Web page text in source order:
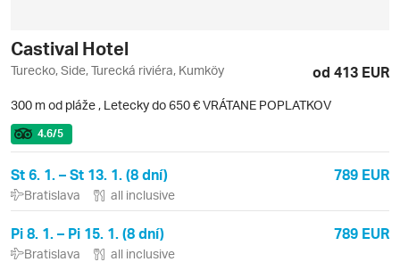
Castival Hotel
Turecko, Side, Turecká riviéra, Kumköy od 413 EUR
300 m od pláže , Letecky do 650 € VRÁTANE POPLATKOV
4.6/5
St 6. 1. – St 13. 1. (8 dní) 789 EUR
Bratislava all inclusive
Pi 8. 1. – Pi 15. 1. (8 dní) 789 EUR
Bratislava all inclusive